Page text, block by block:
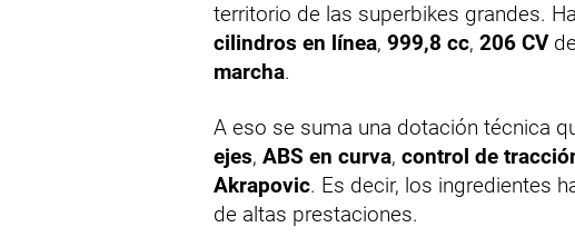
territorio de las superbikes grandes.
cilindros en línea, 999,8 cc, 206 CV
marcha.
A eso se suma una dotación técnica
ejes, ABS en curva, control de
Akrapovic. Es decir, los ingredientes
de altas prestaciones.